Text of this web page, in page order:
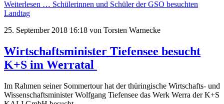
Weiterlesen … Schülerinnen und Schüler der GSO besuchten
Landtag
25. September 2018 16:18 von Torsten Warnecke
Wirtschaftsminister Tiefensee besucht
K+S im Werratal
Im Rahmen seiner Sommertour hat der thüringische Wirtschafts- und
Wissenschaftsminister Wolfgang Tiefensee das Werk Werra der K+S